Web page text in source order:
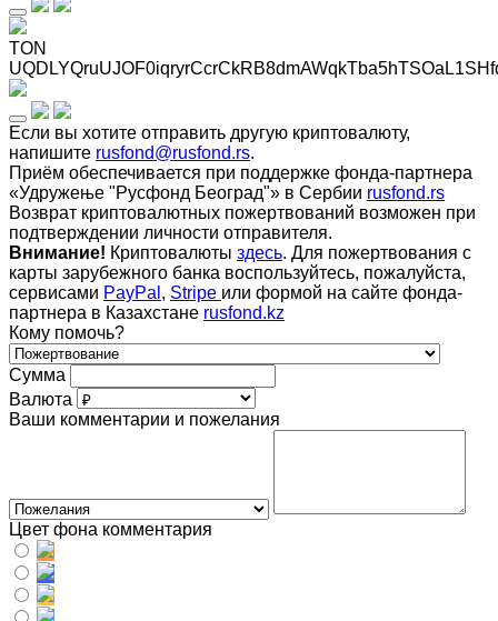
TON
Если вы хотите отправить другую криптовалюту,
напишите rusfond@rusfond.rs.
Приём обеспечивается при поддержке фонда-партнера
«Удружење "Русфонд Београд"» в Сербии rusfond.rs
Возврат криптовалютных пожертвований возможен при
подтверждении личности отправителя.
Внимание! Криптовалюты здесь. Для пожертвования с
карты зарубежного банка воспользуйтесь, пожалуйста,
сервисами PayPal , Stripe или формой на сайте фонда-
партнера в Казахстане rusfond.kz
Кому помочь?
Сумма
Валюта
Ваши комментарии и пожелания
Цвет фона комментария